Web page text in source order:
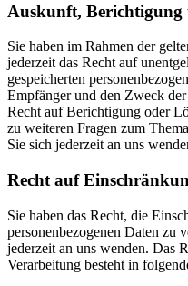
Auskunft, Berichtigung
Sie haben im Rahmen der
jederzeit das Recht auf
gespeicherten
Empfänger und den Zweck
Recht auf Berichtigung oder
zu weiteren Fragen zum
Sie sich jederzeit an uns
Recht auf
Sie haben das Recht, die
personenbezogenen Daten zu
jederzeit an uns wenden. Das
Verarbeitung besteht in